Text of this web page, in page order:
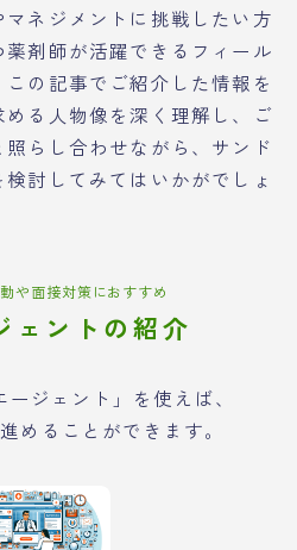
ネジメントに挑戦したい方
剤師が活躍できるフィール
の記事でご紹介した情報を
る人物像を深く理解し、ご
らし合わせながら、サンド
討してみてはいかがでしょ
や面接対策におすすめ
ェントの紹介
ージェント」を使えば、
めることができます。